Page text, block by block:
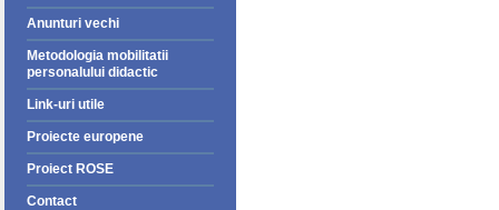
Anunturi vechi
Metodologia mobilitatii
personalului didactic
Link-uri utile
Proiecte europene
Proiect ROSE
Contact